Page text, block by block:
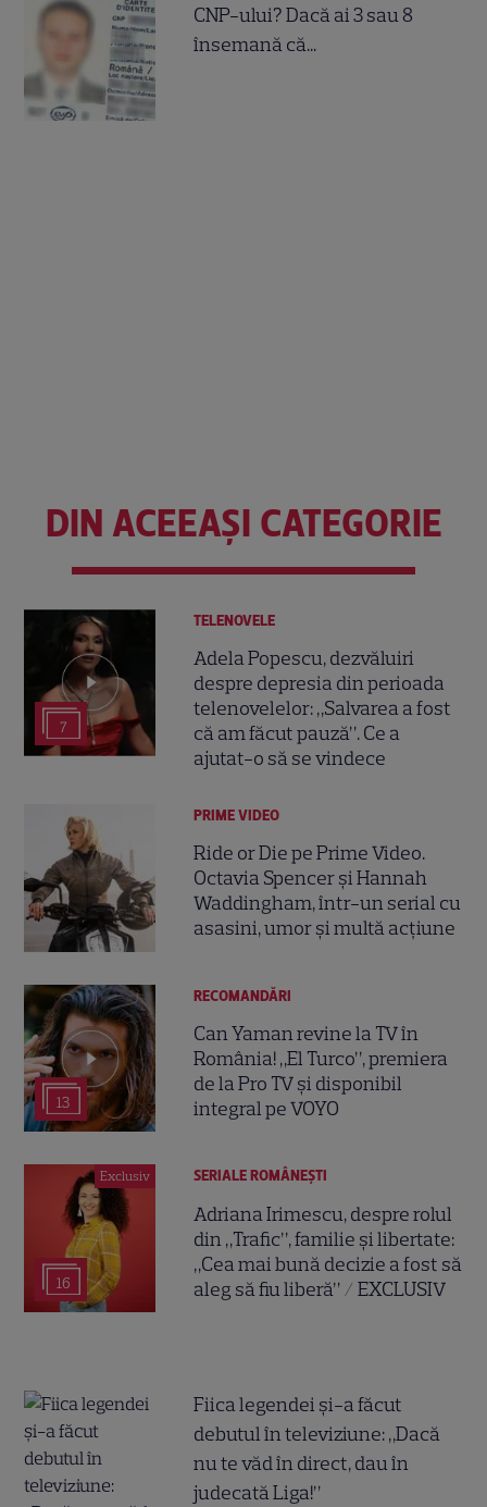
CNP-ului? Dacă ai 3 sau 8
însemană că...
DIN ACEEAȘI CATEGORIE
7
TELENOVELE
Adela Popescu, dezvăluiri
despre depresia din perioada
telenovelelor: „Salvarea a fost
că am făcut pauză”. Ce a
ajutat-o să se vindece
PRIME VIDEO
Ride or Die pe Prime Video.
Octavia Spencer și Hannah
Waddingham, într-un serial cu
asasini, umor și multă acțiune
13
RECOMANDĂRI
Can Yaman revine la TV în
România! „El Turco”, premiera
de la Pro TV și disponibil
integral pe VOYO
Exclusiv
16
SERIALE ROMÂNEŞTI
Adriana Irimescu, despre rolul
din „Trafic”, familie și libertate:
„Cea mai bună decizie a fost să
aleg să fiu liberă” / EXCLUSIV
Fiica legendei și-a făcut
debutul în televiziune: „Dacă
nu te văd în direct, dau în
judecată Liga!”